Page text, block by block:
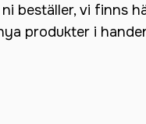
beställer, vi finns
produkter i